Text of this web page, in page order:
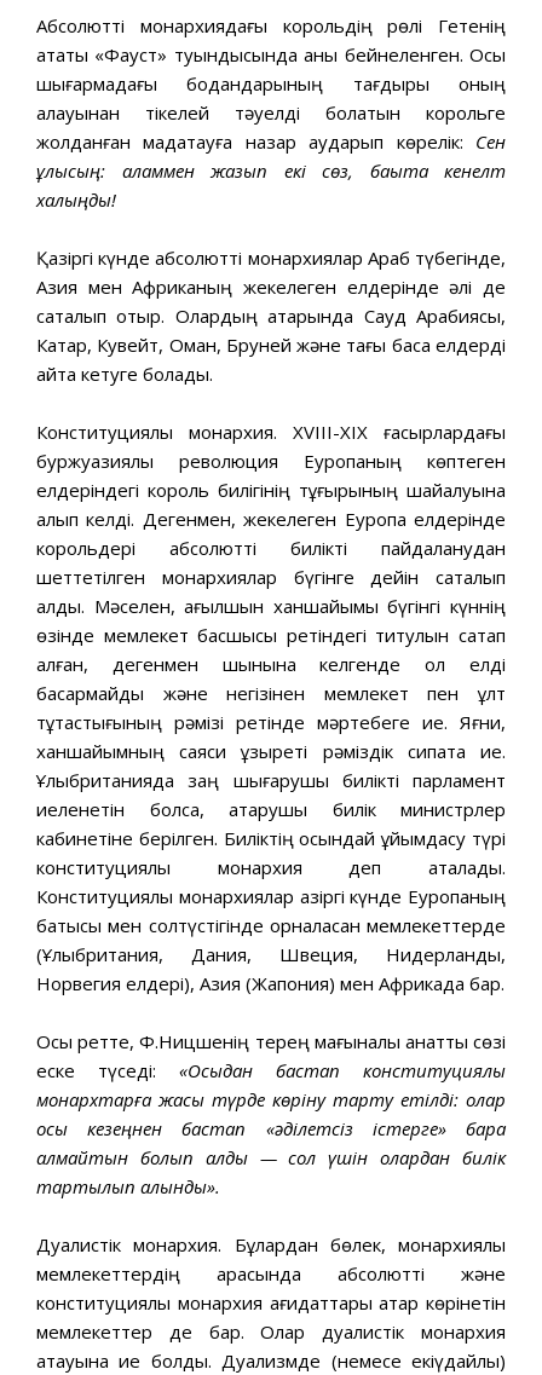
Абсолютті монархиядағы корольдің рөлі Гетенің
атақты «Фауст» туындысында анық бейнеленген. Осы
шығармадағы бодандарының тағдыры оның
қалауынан тікелей тәуелді болатын корольге
жолданған мадақтауға назар аударып көрелік: Сен
ұлысың: қаламмен жазып екі сөз, бақытқа кенелт
халқыңды!
Қазіргі күнде абсолютті монархиялар Араб түбегінде,
Азия мен Африканың жекелеген елдерінде әлі де
сақталып отыр. Олардың қатарында Сауд Арабиясы,
Катар, Кувейт, Оман, Бруней және тағы басқа елдерді
айта кетуге болады.
Конституциялық монархия. ХVIII-ХІХ ғасырлардағы
буржуазиялық революция Еуропаның көптеген
елдеріндегі король билігінің тұғырының шайқалуына
алып келді. Дегенмен, жекелеген Еуропа елдерінде
корольдері абсолютті билікті пайдаланудан
шеттетілген монархиялар бүгінге дейін сақталып
қалды. Мәселен, ағылшын ханшайымы бүгінгі күннің
өзінде мемлекет басшысы ретіндегі титулын сақтап
қалған, дегенмен шынына келгенде ол елді
басқармайды және негізінен мемлекет пен ұлт
тұтастығының рәмізі ретінде мәртебеге ие. Яғни,
ханшайымның саяси құзыреті рәміздік сипатқа ие.
Ұлыбританияда заң шығарушы билікті парламент
иеленетін болса, атқарушы билік министрлер
кабинетіне берілген. Биліктің осындай ұйымдасу түрі
конституциялық монархия деп аталады.
Конституциялық монархиялар қазіргі күнде Еуропаның
батысы мен солтүстігінде орналасқан мемлекеттерде
(Ұлыбритания, Дания, Швеция, Нидерланды,
Норвегия елдері), Азия (Жапония) мен Африкада бар.
Осы ретте, Ф.Ницшенің терең мағыналы қанатты сөзі
еске түседі: «Осыдан бастап
конституциялық
монархтарға жақсы түрде көріну тарту етілді: олар
осы
кезеңнен бастап «әділетсіз істерге»
бара
алмайтын болып қалды — сол үшін олардан билік
тартылып алынды».
Дуалистік монархия. Бұлардан бөлек, монархиялық
мемлекеттердің арасында абсолютті және
конституциялық монархия қағидаттары қатар көрінетін
мемлекеттер де бар. Олар дуалистік монархия
атауына ие болды. Дуализмде (немесе екіүдайлық)